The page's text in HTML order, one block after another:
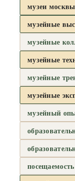
музеи москвы
музейные
музейные
музейные
музейные
музейные
музейный